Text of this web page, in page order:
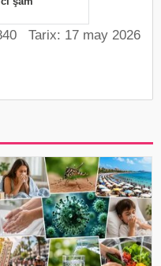
Tarix: 17 may 2026